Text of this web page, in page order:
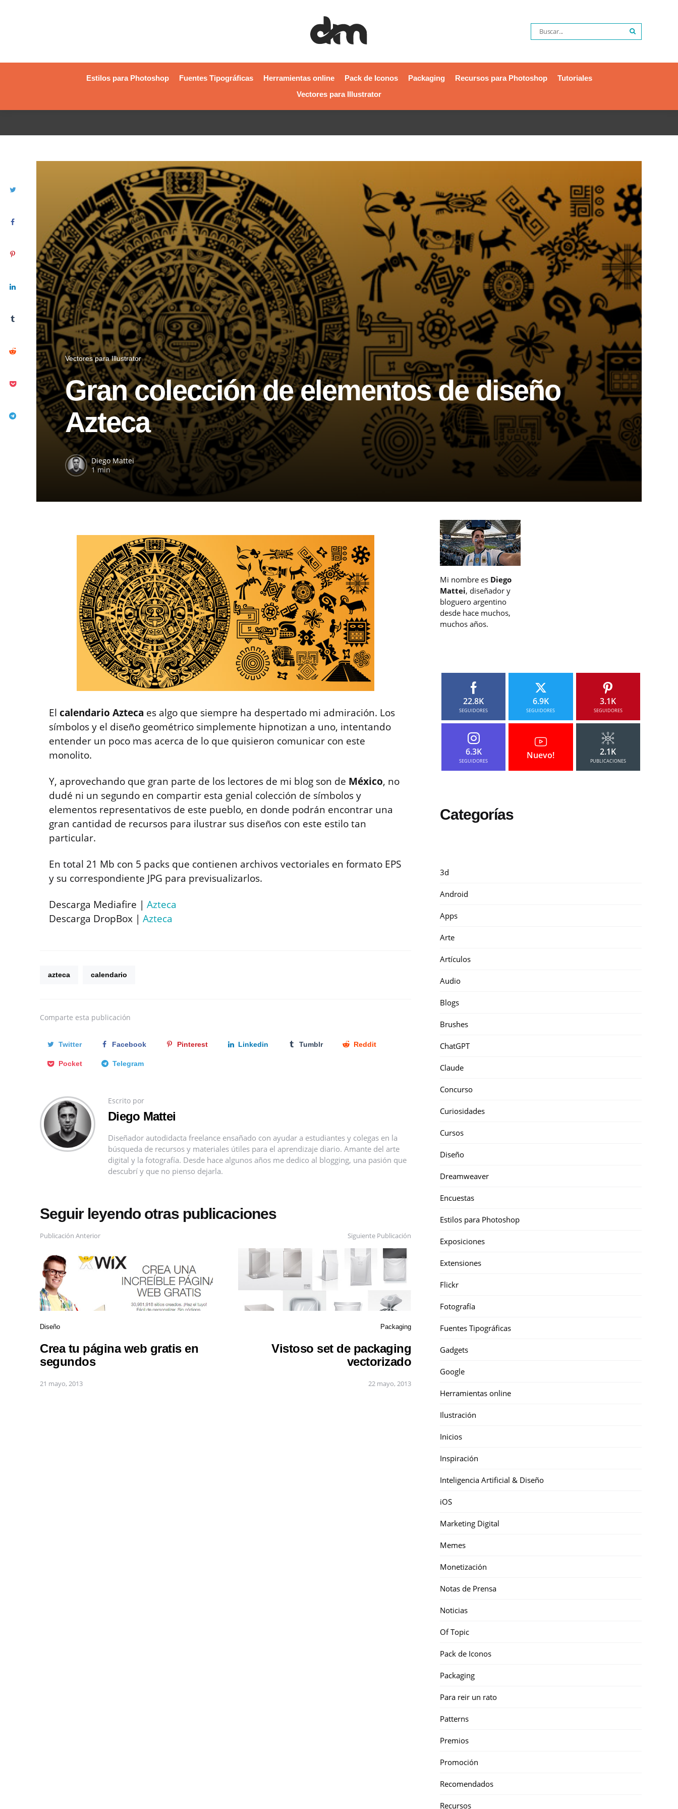
Estilos para Photoshop Fuentes Tipográficas Herramientas online Pack de Iconos Packaging Recursos para Photoshop
Tutoriales
Vectores para Illustrator
Vectores para Illustrator
Gran colección de elementos de diseño
Azteca
Diego Mattei
1 min
El calendario Azteca es algo que siempre ha despertado mi admiración. Los
símbolos y el diseño geométrico simplemente hipnotizan a uno, intentando
entender un poco mas acerca de lo que quisieron comunicar con este
monolito.
Y, aprovechando que gran parte de los lectores de mi blog son de México, no
dudé ni un segundo en compartir esta genial colección de símbolos y
elementos representativos de este pueblo, en donde podrán encontrar una
gran cantidad de recursos para ilustrar sus diseños con este estilo tan
particular.
En total 21 Mb con 5 packs que contienen archivos vectoriales en formato EPS
y su correspondiente JPG para previsualizarlos.
Descarga Mediafire | Azteca
Descarga DropBox | Azteca
azteca calendario
Comparte esta publicación
Twitter Facebook Pinterest Linkedin Tumblr Reddit
Pocket Telegram
Escrito por
Diego Mattei
Diseñador autodidacta freelance ensañado con ayudar a estudiantes y colegas en la
búsqueda de recursos y materiales útiles para el aprendizaje diario. Amante del arte
digital y la fotografía. Desde hace algunos años me dedico al blogging, una pasión que
descubrí y que no pienso dejarla.
Seguir leyendo otras publicaciones
Publicación Anterior
Diseño
Crea tu página web gratis en
segundos
21 mayo, 2013
Siguiente Publicación
Packaging
Vistoso set de packaging
vectorizado
22 mayo, 2013
Mi nombre es Diego
Mattei, diseñador y
bloguero argentino
desde hace muchos,
muchos años.
22.8K
SEGUIDORES
6.9K
SEGUIDORES
3.1K
SEGUIDORES
6.3K
SEGUIDORES
Nuevo! 2.1K
PUBLICACIONES
Categorías
3d
Android
Apps
Arte
Artículos
Audio
Blogs
Brushes
ChatGPT
Claude
Concurso
Curiosidades
Cursos
Diseño
Dreamweaver
Encuestas
Estilos para Photoshop
Exposiciones
Extensiones
Flickr
Fotografía
Fuentes Tipográficas
Gadgets
Google
Herramientas online
Ilustración
Inicios
Inspiración
Inteligencia Artificial & Diseño
iOS
Marketing Digital
Memes
Monetización
Notas de Prensa
Noticias
Of Topic
Pack de Iconos
Packaging
Para reir un rato
Patterns
Premios
Promoción
Recomendados
Recursos